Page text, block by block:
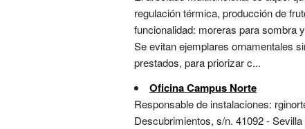
regulación térmica, producción de
funcionalidad: moreras para sombra
Se evitan ejemplares ornamentales
prestados, para priorizar c...
Oficina Campus Norte
Responsable de instalaciones:
Descubrimientos, s/n. 41092 -